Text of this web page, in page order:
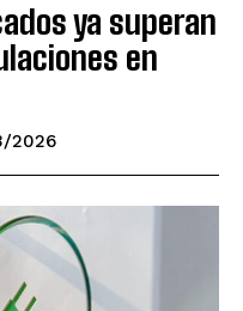
ya superan
en
2026